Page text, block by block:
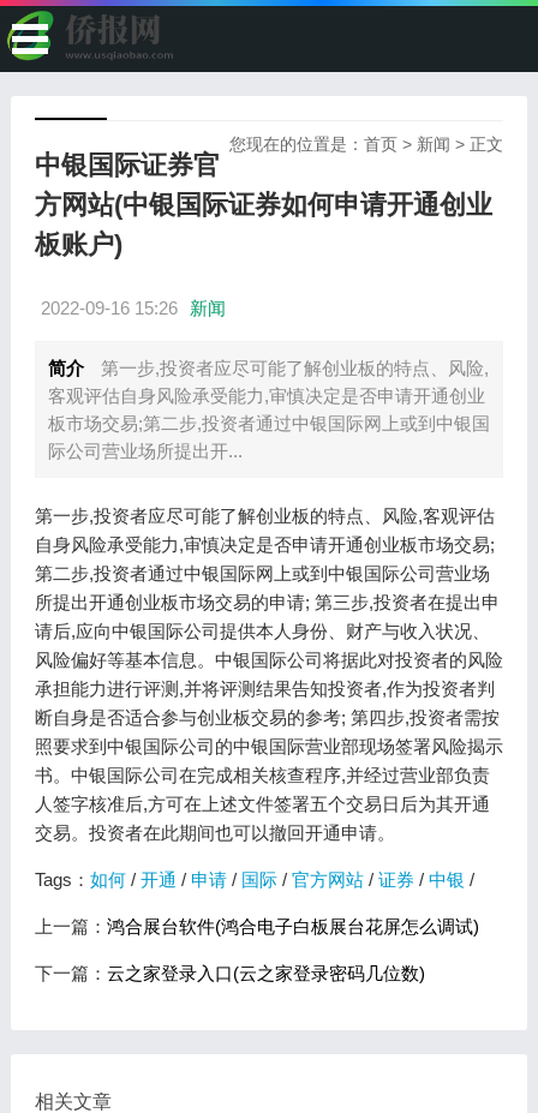
您现在的位置是：首页 > 新闻 > 正文
中银国际证券官
方网站(中银国际证券如何申请开通创业
板账户)
2022-09-16 15:26 新闻
简介
第一步,投资者应尽可能了解创业板的特点、风险,
客观评估自身风险承受能力,审慎决定是否申请开通创业
板市场交易;第二步,投资者通过中银国际网上或到中银国
际公司营业场所提出开...
第一步,投资者应尽可能了解创业板的特点、风险,客观评估
自身风险承受能力,审慎决定是否申请开通创业板市场交易;
第二步,投资者通过中银国际网上或到中银国际公司营业场
所提出开通创业板市场交易的申请; 第三步,投资者在提出申
请后,应向中银国际公司提供本人身份、财产与收入状况、
风险偏好等基本信息。中银国际公司将据此对投资者的风险
承担能力进行评测,并将评测结果告知投资者,作为投资者判
断自身是否适合参与创业板交易的参考; 第四步,投资者需按
照要求到中银国际公司的中银国际营业部现场签署风险揭示
书。中银国际公司在完成相关核查程序,并经过营业部负责
人签字核准后,方可在上述文件签署五个交易日后为其开通
交易。投资者在此期间也可以撤回开通申请。
Tags： 如何/ 开通 / 申请/ 国际/ 官方网站/ 证券 / 中银 /
上一篇： 鸿合展台软件(鸿合电子白板展台花屏怎么调试)
下一篇： 云之家登录入口(云之家登录密码几位数)
相关文章